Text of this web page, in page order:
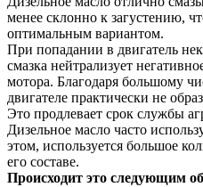
менее склонно к загустению,
оптимальным вариантом.
При попадании в двигатель
смазка нейтрализует
мотора. Благодаря большому
двигателе практически не
Это продлевает срок службы
Дизельное масло часто
этом, используется большое
его составе.
Происходит это следующим